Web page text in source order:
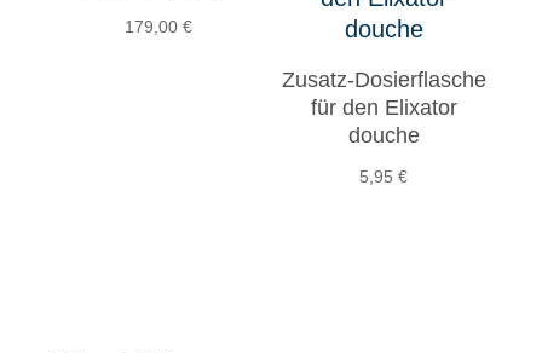
179,00 €
Zusatz-Dosierflasche
für den Elixator
douche
5,95€